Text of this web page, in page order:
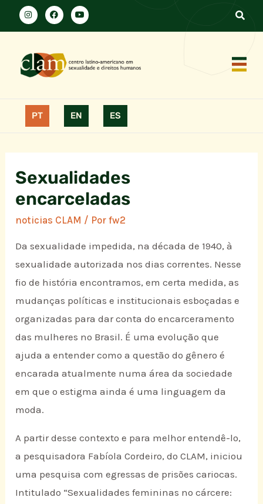
PT EN ES
Sexualidades
encarceladas
noticias CLAM / Porfw2
Da sexualidade impedida, na década de 1940, à
sexualidade autorizada nos dias correntes. Nesse
fio de história encontramos, em certa medida, as
mudanças políticas e institucionais esboçadas e
organizadas para dar conta do encarceramento
das mulheres no Brasil. É uma evolução que
ajuda a entender como a questão do gênero é
encarada atualmente numa área da sociedade
em que o estigma ainda é uma linguagem da
moda.
A partir desse contexto e para melhor entendê-lo,
a pesquisadora Fabíola Cordeiro, do CLAM, iniciou
uma pesquisa com egressas de prisões cariocas.
Intitulado “Sexualidades femininas no cárcere: